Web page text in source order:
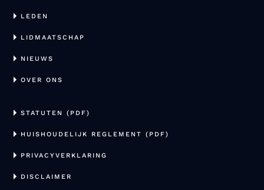
LEDEN
LIDMAATSCHAP
NIEUWS
OVER ONS
STATUTEN (PDF)
HUISHOUDELIJK REGLEMENT (PDF)
PRIVACYVERKLARING
DISCLAIMER